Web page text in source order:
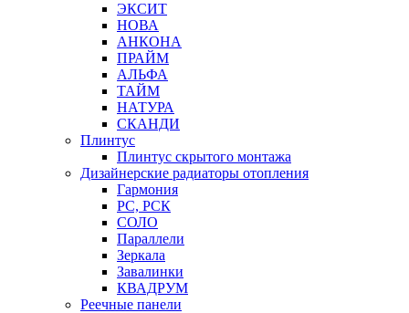
ЭКСИТ
НОВА
АНКОНА
ПРАЙМ
АЛЬФА
ТАЙМ
НАТУРА
СКАНДИ
Плинтус
Плинтус скрытого монтажа
Дизайнерские радиаторы отопления
Гармония
РС, РСК
СОЛО
Параллели
Зеркала
Завалинки
КВАДРУМ
Реечные панели